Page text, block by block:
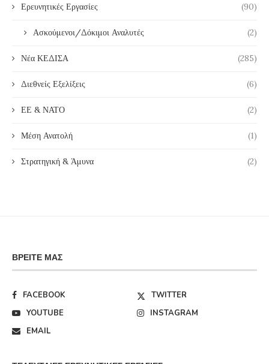
Ερευνητικές Εργασίες (90)
Ασκούμενοι/Δόκιμοι Αναλυτές (2)
Νέα ΚΕΔΙΣΑ (285)
Διεθνείς Εξελίξεις (6)
ΕΕ & ΝΑΤΟ (2)
Μέση Ανατολή (1)
Στρατηγική & Άμυνα (2)
ΒΡΕΊΤΕ ΜΑΣ
FACEBOOK
TWITTER
YOUTUBE
INSTAGRAM
EMAIL